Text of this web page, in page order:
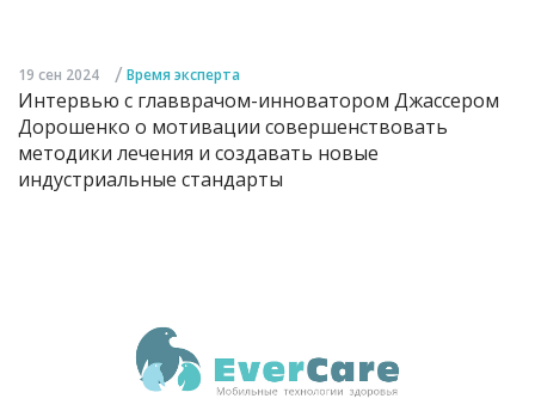
19 сен 2024 / Время эксперта
Интервью с главврачом-инноватором Джассером
Дорошенко о мотивации совершенствовать
методики лечения и создавать новые
индустриальные стандарты